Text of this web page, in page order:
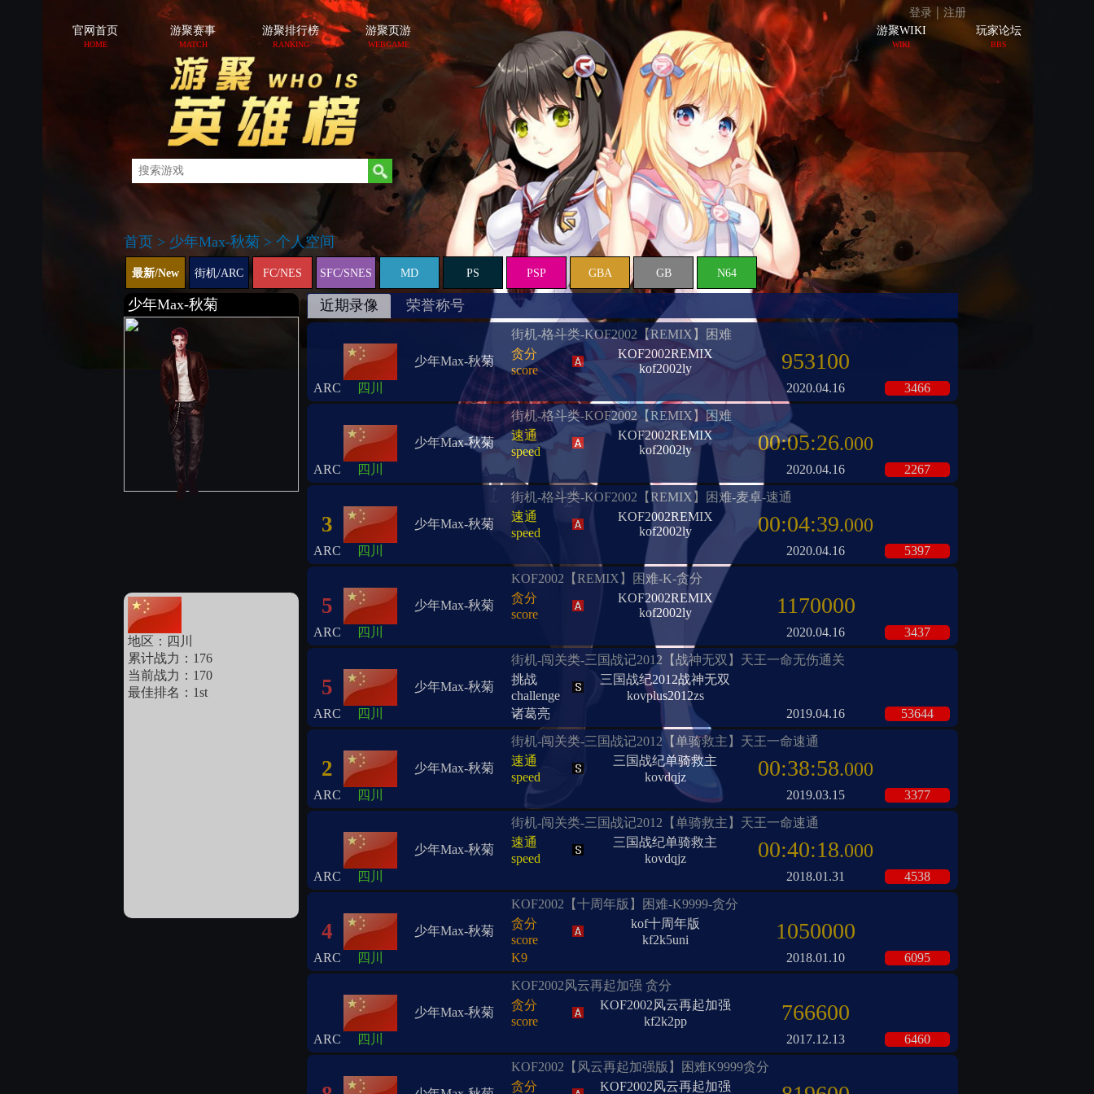
登录 | 注册
官网首页
HOME
游聚赛事
MATCH
游聚排行榜
RANKING
游聚页游
WEBGAME
游聚WIKI
WIKI
玩家论坛
BBS
首页 > 少年Max-秋菊 > 个人空间
最新/New 街机/ARC FC/NES SFC/SNES MD PS PSP GBA GB N64
少年Max-秋菊
地区：四川
累计战力：176
当前战力：170
最佳排名：1st
近期录像 荣誉称号
少年Max-秋菊
街机-格斗类-KOF2002【REMIX】困难
贪分
score
KOF2002REMIX
kof2002ly
953100
ARC 四川 2020.04.16 3466
少年Max-秋菊
街机-格斗类-KOF2002【REMIX】困难
速通
speed
KOF2002REMIX
kof2002ly
00:05:26.000
ARC 四川 2020.04.16 2267
少年Max-秋菊
街机-格斗类-KOF2002【REMIX】困难-麦卓-速通
3
速通
speed
KOF2002REMIX
kof2002ly
00:04:39.000
ARC 四川 2020.04.16 5397
少年Max-秋菊
KOF2002【REMIX】困难-K-贪分
5
贪分
score
KOF2002REMIX
kof2002ly
1170000
ARC 四川 2020.04.16 3437
少年Max-秋菊
街机-闯关类-三国战记2012【战神无双】天王一命无伤通关
5
挑战
challenge
三国战纪2012战神无双
kovplus2012zs
ARC
四川 诸葛亮 2019.04.16 53644
少年Max-秋菊
街机-闯关类-三国战记2012【单骑救主】天王一命速通
2
速通
speed
三国战纪单骑救主
kovdqjz
00:38:58.000
ARC 四川 2019.03.15 3377
少年Max-秋菊
街机-闯关类-三国战记2012【单骑救主】天王一命速通
速通
speed
三国战纪单骑救主
kovdqjz
00:40:18.000
ARC 四川 2018.01.31 4538
少年Max-秋菊
KOF2002【十周年版】困难-K9999-贪分
4
贪分
score
kof十周年版
kf2k5uni
1050000
ARC 四川 K9 2018.01.10 6095
少年Max-秋菊
KOF2002风云再起加强 贪分
贪分
score
KOF2002风云再起加强
kf2k2pp
766600
ARC 四川 2017.12.13 6460
KOF2002【风云再起加强版】困难K9999贪分
贪分 KOF2002风云再起加强